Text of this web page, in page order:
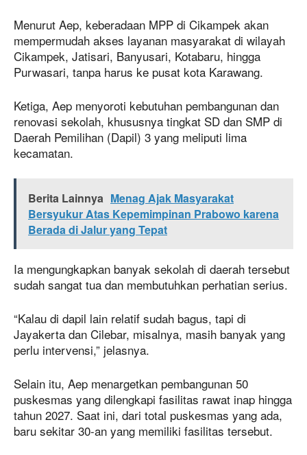
Menurut Aep, keberadaan MPP di Cikampek akan
mempermudah akses layanan masyarakat di wilayah
Cikampek, Jatisari, Banyusari, Kotabaru, hingga
Purwasari, tanpa harus ke pusat kota Karawang.
Ketiga, Aep menyoroti kebutuhan pembangunan dan
renovasi sekolah, khususnya tingkat SD dan SMP di
Daerah Pemilihan (Dapil) 3 yang meliputi lima
kecamatan.
Berita Lainnya Menag Ajak Masyarakat
Bersyukur Atas Kepemimpinan Prabowo karena
Berada di Jalur yang Tepat
Ia mengungkapkan banyak sekolah di daerah tersebut
sudah sangat tua dan membutuhkan perhatian serius.
“Kalau di dapil lain relatif sudah bagus, tapi di
Jayakerta dan Cilebar, misalnya, masih banyak yang
perlu intervensi,” jelasnya.
Selain itu, Aep menargetkan pembangunan 50
puskesmas yang dilengkapi fasilitas rawat inap hingga
tahun 2027. Saat ini, dari total puskesmas yang ada,
baru sekitar 30-an yang memiliki fasilitas tersebut.